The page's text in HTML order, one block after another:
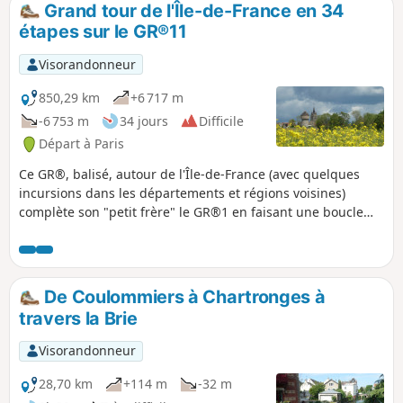
p
Grand tour de l'Île-de-France en 34
étapes sur le GR®11
Visorandonneur
850,29 km
+6 717 m
-6 753 m
34 jours
Difficile
Départ à Paris
Ce GR®, balisé, autour de l'Île-de-France (avec quelques
incursions dans les départements et régions voisines)
complète son "petit frère" le GR®1 en faisant une boucle
grand. Il suit le même schéma global : d'abord une partie
radiale partant de Paris (plus précisément du pont
d'Austerlitz, proche de l'ancienne confluence de la Bièvre
avec la Seine), et remontant la totalité de la vallée de la
Bièvre, puis continuant jusque Villiers-Saint-Frédéric, dans
les Yvelines. De là, part et revient une boucle faisant le tour
de l’Île-de-France, au voisinage de ses frontières avec les
régions voisines. L'itinéraire traverse de belles régions, bien
De Coulommiers à Chartronges à
travers la Brie
Visorandonneur
28,70 km
+114 m
-32 m